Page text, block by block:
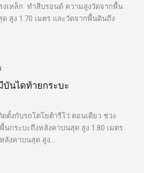
งเหล็ก ทำสีบรอนด์ ความสูงวัดจากพื้น
สูง 1.70 เมตร และวัดจากพื้นดินถึง
บันไดท้ายกระบะ
ตั้งกับรถโตโยต้ารีโว่ ตอนเดียว ช่วง
นกระบะถึงหลังคาบนสุด สูง 1.80 เมตร
ลังคาบนสุด สูง…